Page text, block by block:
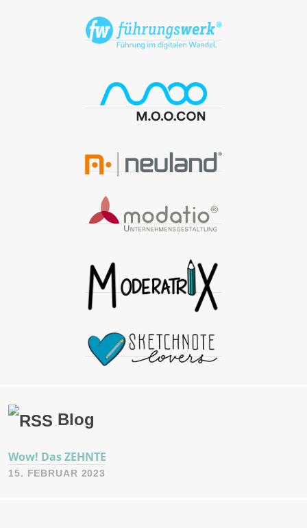
Blog
Wow! Das ZEHNTE
15. FEBRUAR 2023